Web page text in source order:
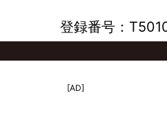
登録番号：
[AD]